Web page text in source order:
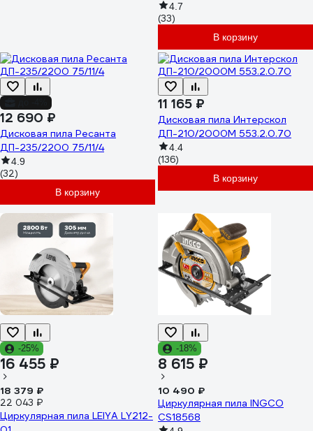
4.7
(33)
В корзину
12 690 ₽
Дисковая пила Ресанта
ДП-235/2200 75/11/4
4.9
(32)
В корзину
11 165 ₽
Дисковая пила Интерскол
ДП-210/2000М 553.2.0.70
4.4
(136)
В корзину
-25%
16 455 ₽
18 379 ₽
22 043 ₽
Циркулярная пила LEIYA LY212-
-18%
8 615 ₽
10 490 ₽
Циркулярная пила INGCO
CS18568